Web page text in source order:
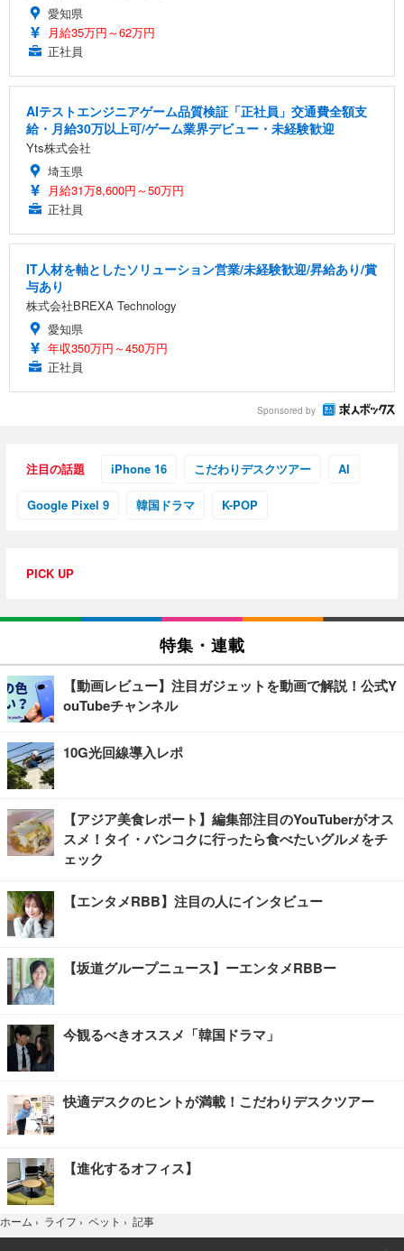
愛知県
月給35万円～62万円
正社員
AIテストエンジニアゲーム品質検証「正社員」交通費全額支
給・月給30万以上可/ゲーム業界デビュー・未経験歓迎
Yts株式会社
埼玉県
月給31万8,600円～50万円
正社員
IT人材を軸としたソリューション営業/未経験歓迎/昇給あり/賞
与あり
株式会社BREXA Technology
愛知県
年収350万円～450万円
正社員
Sponsored by
注目の話題 iPhone 16 こだわりデスクツアー AI
Google Pixel 9 韓国ドラマ K-POP
PICK UP
特集・連載
【動画レビュー】注目ガジェットを動画で解説！公式Y
ouTubeチャンネル
10G光回線導入レポ
【アジア美食レポート】編集部注目のYouTuberがオス
スメ！タイ・バンコクに行ったら食べたいグルメをチ
ェック
【エンタメRBB】注目の人にインタビュー
【坂道グループニュース】ーエンタメRBBー
今観るべきオススメ「韓国ドラマ」
快適デスクのヒントが満載！こだわりデスクツアー
【進化するオフィス】
ホーム › ライフ › ペット › 記事